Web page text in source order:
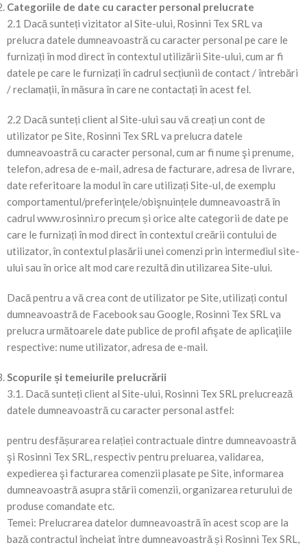
Categoriile de date cu caracter personal prelucrate
2.1 Dacă sunteți vizitator al Site-ului, Rosinni Tex SRL va
prelucra datele dumneavoastră cu caracter personal pe care le
furnizați în mod direct în contextul utilizării Site-ului, cum ar fi
datele pe care le furnizați în cadrul secțiunii de contact / întrebări
/ reclamații, în măsura în care ne contactați în acest fel.
2.2 Dacă sunteți client al Site-ului sau vă creați un cont de
utilizator pe Site, Rosinni Tex SRL va prelucra datele
dumneavoastră cu caracter personal, cum ar fi nume şi prenume,
telefon, adresa de e-mail, adresa de facturare, adresa de livrare,
date referitoare la modul în care utilizați Site-ul, de exemplu
comportamentul/preferinţele/obişnuințele dumneavoastră în
cadrul www.rosinni.ro precum și orice alte categorii de date pe
care le furnizați în mod direct în contextul creării contului de
utilizator, în contextul plasării unei comenzi prin intermediul site-
ului sau în orice alt mod care rezultă din utilizarea Site-ului.
Dacă pentru a vă crea cont de utilizator pe Site, utilizați contul
dumneavoastră de Facebook sau Google, Rosinni Tex SRL va
prelucra următoarele date publice de profil afişate de aplicaţiile
respective: nume utilizator, adresa de e-mail.
Scopurile și temeiurile prelucrării
3.1. Dacă sunteți client al Site-ului, Rosinni Tex SRL prelucrează
datele dumneavoastră cu caracter personal astfel:
pentru desfășurarea relației contractuale dintre dumneavoastră
şi Rosinni Tex SRL, respectiv pentru preluarea, validarea,
expedierea şi facturarea comenzii plasate pe Site, informarea
dumneavoastră asupra stării comenzii, organizarea returului de
produse comandate etc.
Temei: Prelucrarea datelor dumneavoastră în acest scop are la
bază contractul încheiat între dumneavoastră și Rosinni Tex SRL,